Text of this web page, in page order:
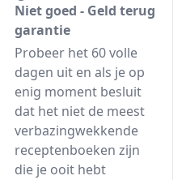
Niet goed - Geld terug
garantie
Probeer het 60 volle
dagen uit en als je op
enig moment besluit
dat het niet de meest
verbazingwekkende
receptenboeken zijn
die je ooit hebt